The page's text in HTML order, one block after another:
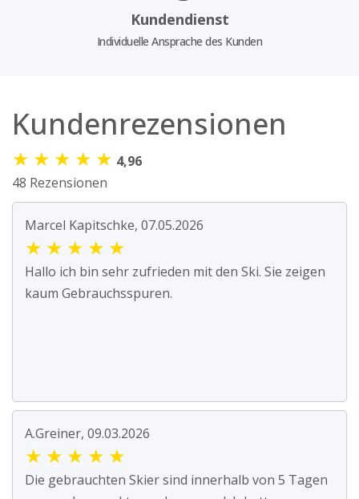
Kundendienst
Individuelle Ansprache des Kunden
Kundenrezensionen
★ ★ ★ ★ ★ 4,96
48 Rezensionen
Marcel Kapitschke, 07.05.2026
★ ★ ★ ★ ★
Hallo ich bin sehr zufrieden mit den Ski. Sie zeigen
kaum Gebrauchsspuren.
A.Greiner, 09.03.2026
★ ★ ★ ★ ★
Die gebrauchten Skier sind innerhalb von 5 Tagen